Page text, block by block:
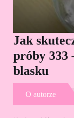
Jak
próby 333
blasku
O autorze